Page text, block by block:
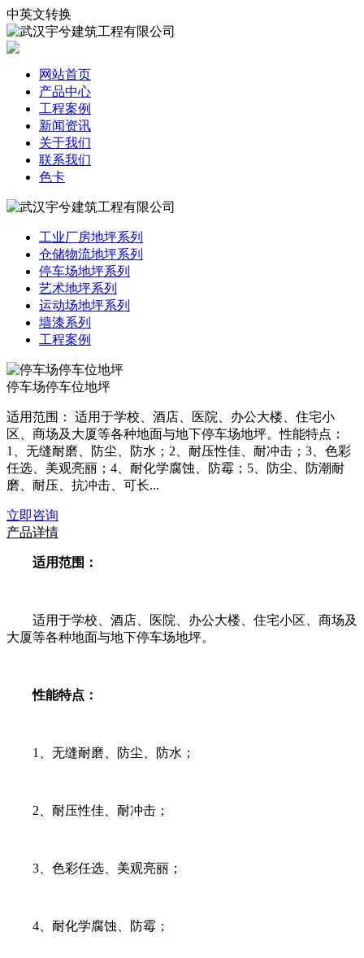
中英文转换
网站首页
产品中心
工程案例
新闻资讯
关于我们
联系我们
色卡
工业厂房地坪系列
仓储物流地坪系列
停车场地坪系列
艺术地坪系列
运动场地坪系列
墙漆系列
工程案例
停车场停车位地坪
适用范围： 适用于学校、酒店、医院、办公大楼、住宅小
区、商场及大厦等各种地面与地下停车场地坪。性能特点：
1、无缝耐磨、防尘、防水；2、耐压性佳、耐冲击；3、色彩
任选、美观亮丽；4、耐化学腐蚀、防霉；5、防尘、防潮耐
磨、耐压、抗冲击、可长...
立即咨询
产品详情
适用范围：
适用于学校、酒店、医院、办公大楼、住宅小区、商场及
大厦等各种地面与地下停车场地坪。
性能特点：
1、无缝耐磨、防尘、防水；
2、耐压性佳、耐冲击；
3、色彩任选、美观亮丽；
4、耐化学腐蚀、防霉；